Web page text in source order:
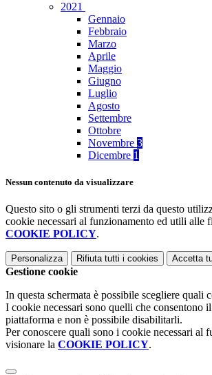
2021
Gennaio
Febbraio
Marzo
Aprile
Maggio
Giugno
Luglio
Agosto
Settembre
Ottobre
Novembre 3
Dicembre 1
Nessun contenuto da visualizzare
Questo sito o gli strumenti terzi da questo
cookie necessari al funzionamento ed utili alle
COOKIE POLICY.
Personalizza Rifiuta tutti i cookies Accetta
Gestione cookie
In questa schermata è possibile scegliere quali
I cookie necessari sono quelli che consentono
piattaforma e non è possibile disabilitarli.
Per conoscere quali sono i cookie necessari al
visionare la COOKIE POLICY.